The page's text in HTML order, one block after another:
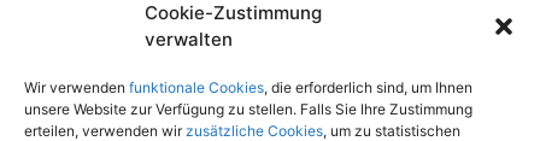
Cookie-Zustimmung
verwalten
Wir verwenden funktionale Cookies, die erforderlich sind, um Ihnen
unsere Website zur Verfügung zu stellen. Falls Sie Ihre Zustimmung
erteilen, verwenden wirzusätzliche Cookies, um zu statistischen
Zunahme von etwa 9,9 % entspricht. Parallel dazu sanken die
anrechnungsfähigen Eigenmittel deutlich von 113,2 Mrd. Euro im
Hauptursächlich hierfür ist die den Lebensversicherern von der
BaFin angeordnete Neuberechnung des Abzugsbetrags im